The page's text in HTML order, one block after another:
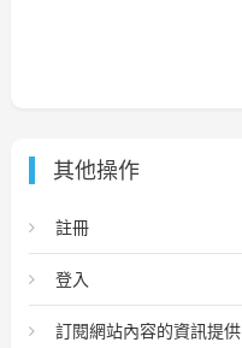
其他操作
註冊
登入
訂閱網站內容的資訊提供